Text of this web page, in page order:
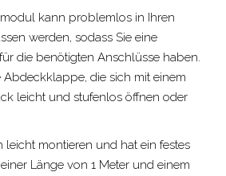
kann problemlos in Ihren
werden, sodass Sie eine
die benötigten Anschlüsse haben.
Abdeckklappe, die sich mit einem
leicht und stufenlos öffnen oder
leicht montieren und hat ein festes
Länge von 1 Meter und einem